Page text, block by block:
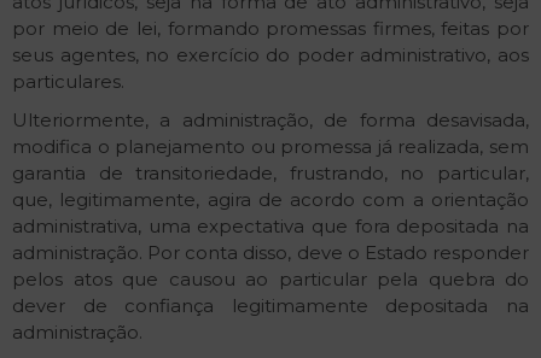
por meio de lei, formando promessas firmes, feitas por
seus agentes, no exercício do poder administrativo, aos
particulares.
Ulteriormente, a administração, de forma desavisada,
modifica o planejamento ou promessa já realizada, sem
garantia de transitoriedade, frustrando, no particular,
que, legitimamente, agira de acordo com a orientação
administrativa, uma expectativa que fora depositada na
administração. Por conta disso, deve o Estado responder
pelos atos que causou ao particular pela quebra do
dever de confiança legitimamente depositada na
administração.